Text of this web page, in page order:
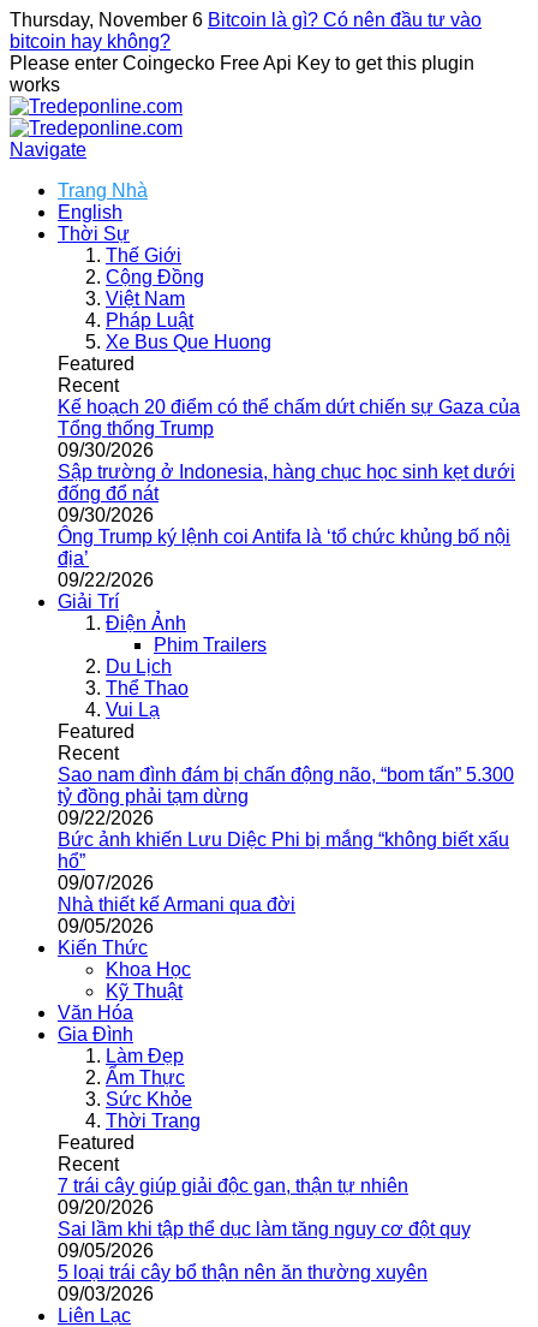
Thursday, November 6 Bitcoin là gì? Có nên đầu tư vào
bitcoin hay không?
Please enter Coingecko Free Api Key to get this plugin
works
Navigate
Trang Nhà
English
Thời Sự
Thế Giới
Cộng Đồng
Việt Nam
Pháp Luật
Xe Bus Que Huong
Featured
Recent
Kế hoạch 20 điểm có thể chấm dứt chiến sự Gaza của
Tổng thống Trump
09/30/2026
Sập trường ở Indonesia, hàng chục học sinh kẹt dưới
đống đổ nát
09/30/2026
Ông Trump ký lệnh coi Antifa là ‘tổ chức khủng bố nội
địa’
09/22/2026
Giải Trí
Điện Ảnh
Phim Trailers
Du Lịch
Thể Thao
Vui Lạ
Featured
Recent
Sao nam đình đám bị chấn động não, “bom tấn” 5.300
tỷ đồng phải tạm dừng
09/22/2026
Bức ảnh khiến Lưu Diệc Phi bị mắng “không biết xấu
hổ”
09/07/2026
Nhà thiết kế Armani qua đời
09/05/2026
Kiến Thức
Khoa Học
Kỹ Thuật
Văn Hóa
Gia Đình
Làm Đẹp
Ẩm Thực
Sức Khỏe
Thời Trang
Featured
Recent
7 trái cây giúp giải độc gan, thận tự nhiên
09/20/2026
Sai lầm khi tập thể dục làm tăng nguy cơ đột quỵ
09/05/2026
5 loại trái cây bổ thận nên ăn thường xuyên
09/03/2026
Liên Lạc